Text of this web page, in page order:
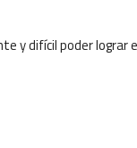
y difícil poder lograr